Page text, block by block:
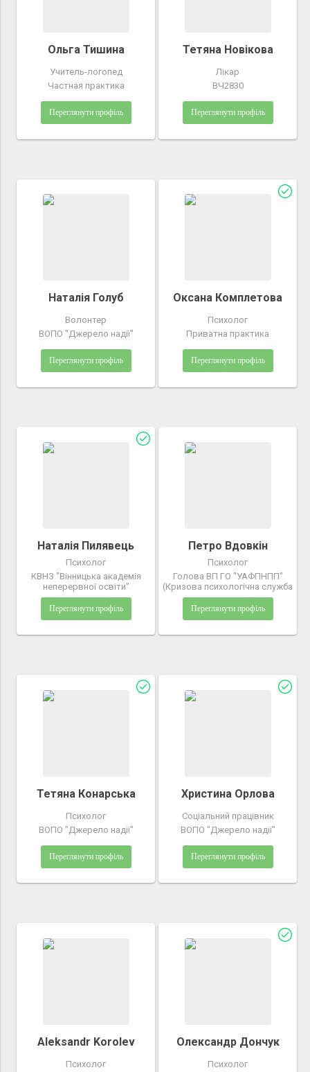
Ольга Тишина
Учитель-логопед
Частная практика
Переглянути профіль
Тетяна Новікова
Лікар
ВЧ2830
Переглянути профіль
Наталія Голуб
Волонтер
ВОПО "Джерело надії"
Переглянути профіль
Оксана Комплетова
Психолог
Приватна практика
Переглянути профіль
Наталія Пилявець
Психолог
КВНЗ "Вінницька академія
неперервної освіти"
Переглянути профіль
Петро Вдовкін
Психолог
Голова ВП ГО "УАФПНПП"
(Кризова психологічна служба
Переглянути профіль
Тетяна Конарська
Психолог
ВОПО "Джерело надії"
Переглянути профіль
Христина Орлова
Соціальний працівник
ВОПО "Джерело надії"
Переглянути профіль
Aleksandr Korolev
Психолог
Олександр Дончук
Психолог